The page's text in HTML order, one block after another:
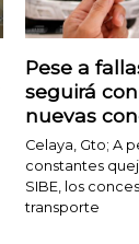
Pese a
seguirá
nuevas
Celaya, Gto; A
constantes
SIBE, los
transporte